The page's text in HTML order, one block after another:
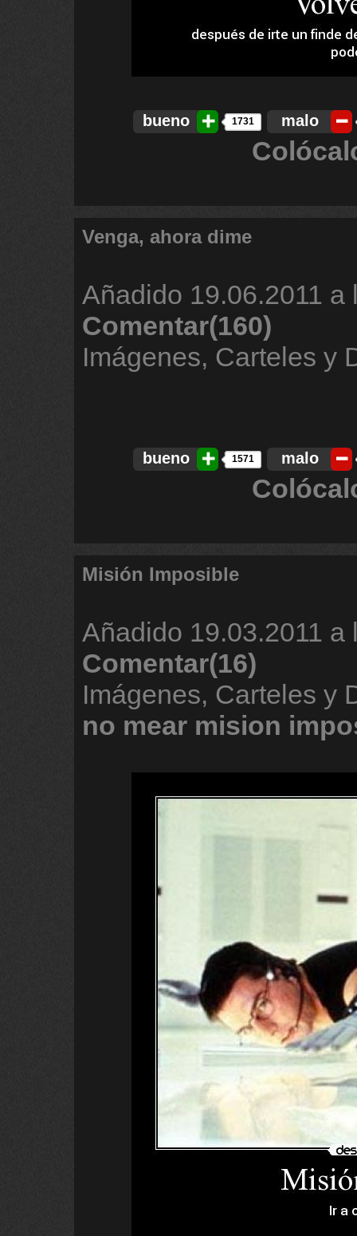
bueno 1731 malo
Venga, ahora dime
Añadido 19.06.2011 a
Comentar(160)
Imágenes, Carteles y
bueno 1571 malo
Misión Imposible
Añadido 19.03.2011 a
Comentar(16)
Imágenes, Carteles y
no mear mision